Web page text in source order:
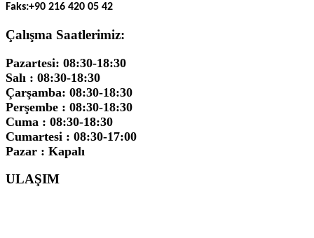
Faks:+90 216 420 05 42
Çalışma Saatlerimiz:
Pazartesi: 08:30-18:30
Salı : 08:30-18:30
Çarşamba: 08:30-18:30
Perşembe : 08:30-18:30
Cuma : 08:30-18:30
Cumartesi : 08:30-17:00
Pazar : Kapalı
ULAŞIM